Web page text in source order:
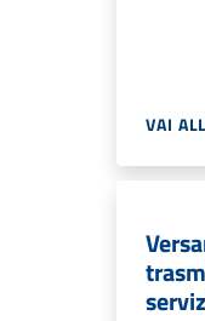
VAI